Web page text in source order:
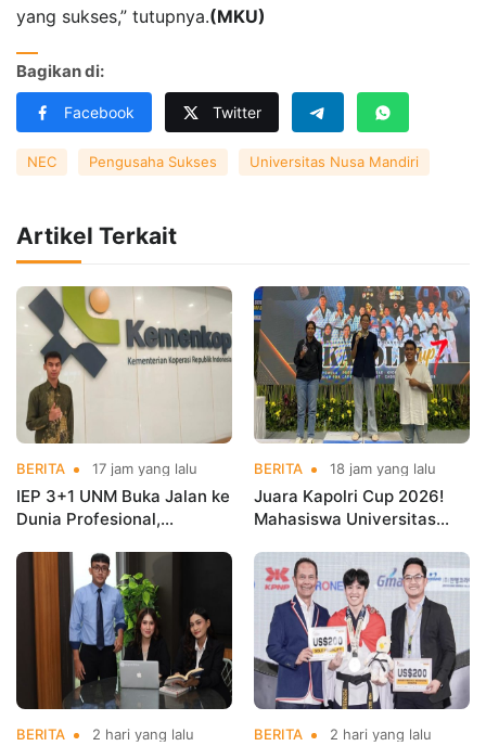
yang sukses,” tutupnya.(MKU)
Bagikan di:
Facebook Twitter
NEC Pengusaha Sukses Universitas Nusa Mandiri
Artikel Terkait
BERITA 17 jam yang lalu
IEP 3+1 UNM Buka Jalan ke
Dunia Profesional,
Kementerian Koperasi
BERITA 18 jam yang lalu
Juara Kapolri Cup 2026!
Mahasiswa Universitas
Nama Kampus di Kejurnas
Taekwondo
BERITA 2 hari yang lalu BERITA 2 hari yang lalu